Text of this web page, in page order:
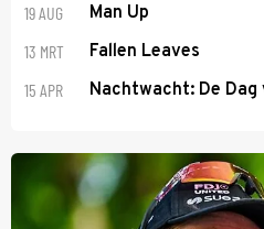
19 AUG Man Up
13 MRT Fallen Leaves
15 APR Nachtwacht: De Dag